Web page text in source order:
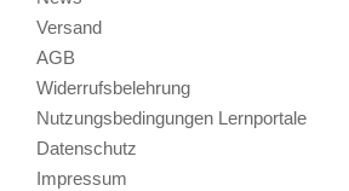
Versand
AGB
Widerrufsbelehrung
Nutzungsbedingungen Lernportale
Datenschutz
Impressum